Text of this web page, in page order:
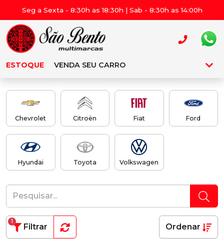
Seg a Sexta - 8:30h as 18:30h | Sab - 8:30h as 14:00h
ESTOQUE VENDA SEU CARRO
Chevrolet Citroën Fiat Ford
Hyundai Toyota Volkswagen
Filtrar
1
Ordenar